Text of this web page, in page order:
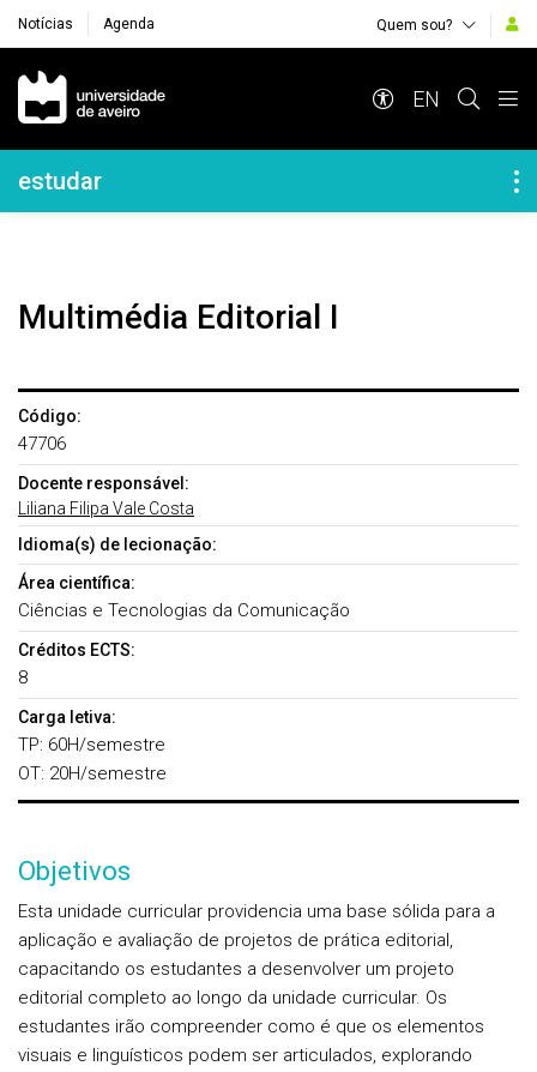
Notícias Agenda Quem sou?
Navegação Principal
EN
Navegação Lateral
estudar
Multimédia Editorial I
Código:
47706
Docente responsável:
Liliana Filipa Vale Costa
Idioma(s) de lecionação:
Área científica:
Ciências e Tecnologias da Comunicação
Créditos ECTS:
8
Carga letiva:
TP: 60H/semestre
OT: 20H/semestre
Objetivos
Esta unidade curricular providencia uma base sólida para a
aplicação e avaliação de projetos de prática editorial,
capacitando os estudantes a desenvolver um projeto
editorial completo ao longo da unidade curricular. Os
estudantes irão compreender como é que os elementos
visuais e linguísticos podem ser articulados, explorando